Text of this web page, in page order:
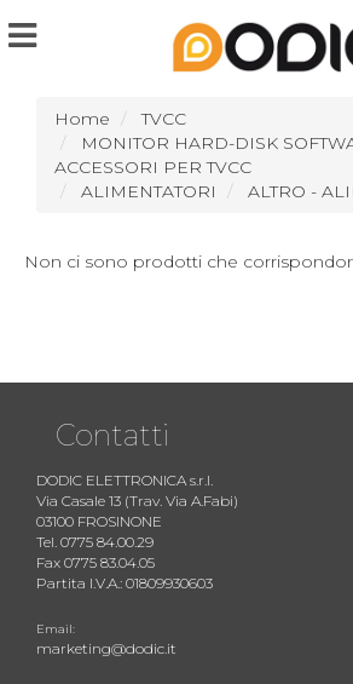
Home
TVCC
MONITOR HARD-DISK
ACCESSORI PER TVCC
ALIMENTATORI
ALTRO -
Non ci sono prodotti che
Contatti
DODIC ELETTRONICA s.r.l.
Via Casale 13 (Trav. Via A.Fabi)
03100 FROSINONE
Tel. 0775 84.00.29
Fax 0775 83.04.05
Partita I.V.A.: 01809930603
Email:
marketing@dodic.it